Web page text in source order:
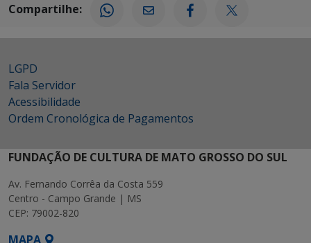
Compartilhe:
LGPD
Fala Servidor
Acessibilidade
Ordem Cronológica de Pagamentos
FUNDAÇÃO DE CULTURA DE MATO GROSSO DO SUL
Av. Fernando Corrêa da Costa 559
Centro - Campo Grande | MS
CEP: 79002-820
MAPA